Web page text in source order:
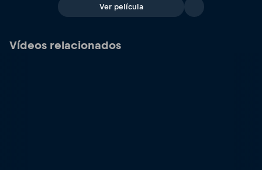
Ver película
Vídeos relacionados